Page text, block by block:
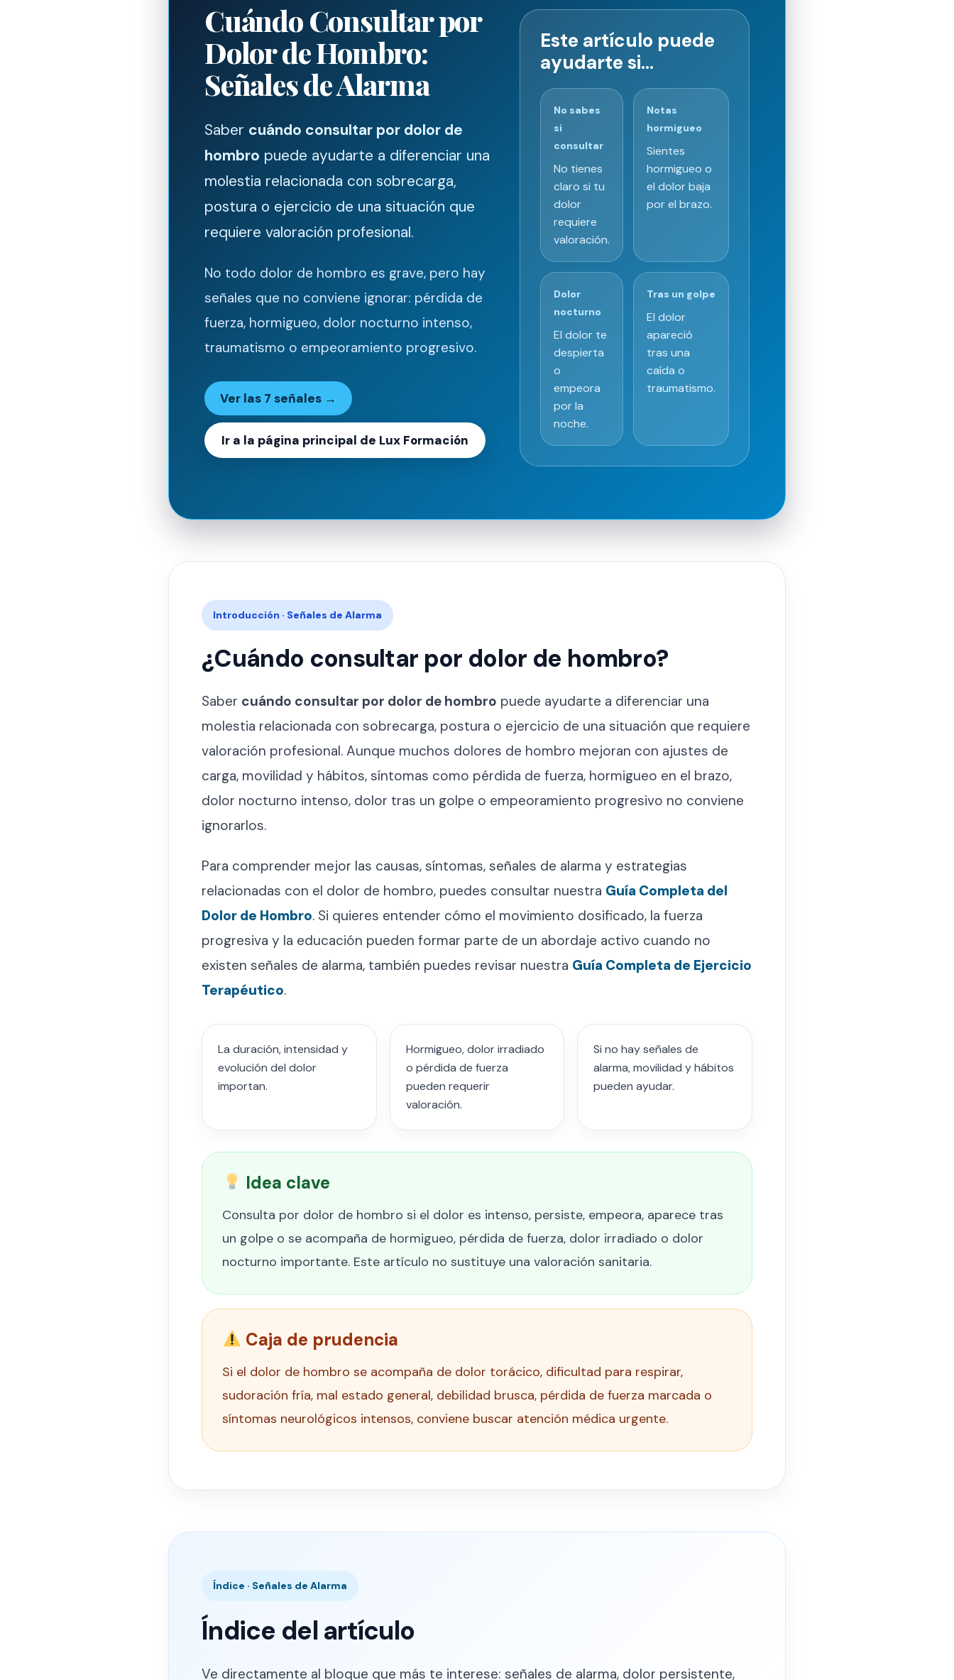
Cuándo Consultar por
Dolor de Hombro:
Señales de Alarma
Saber cuándo consultar por dolor de
hombro puede ayudarte a diferenciar una
molestia relacionada con sobrecarga,
postura o ejercicio de una situación que
requiere valoración profesional.
No todo dolor de hombro es grave, pero hay
señales que no conviene ignorar: pérdida de
fuerza, hormigueo, dolor nocturno intenso,
traumatismo o empeoramiento progresivo.
Ver las 7 señales →
Ir a la página principal de Lux Formación
Este artículo puede
ayudarte si…
No sabes
si
consultar
No tienes
claro si tu
dolor
requiere
valoración.
Notas
hormigueo
Sientes
hormigueo o
el dolor baja
por el brazo.
Dolor
nocturno
El dolor te
despierta
o
empeora
por la
noche.
Tras un golpe
El dolor
apareció
tras una
caída o
traumatismo.
Introducción · Señales de Alarma
¿Cuándo consultar por dolor de hombro?
Saber cuándo consultar por dolor de hombro puede ayudarte a diferenciar una
molestia relacionada con sobrecarga, postura o ejercicio de una situación que requiere
valoración profesional. Aunque muchos dolores de hombro mejoran con ajustes de
carga, movilidad y hábitos, síntomas como pérdida de fuerza, hormigueo en el brazo,
dolor nocturno intenso, dolor tras un golpe o empeoramiento progresivo no conviene
ignorarlos.
Para comprender mejor las causas, síntomas, señales de alarma y estrategias
relacionadas con el dolor de hombro, puedes consultar nuestra Guía Completa del
Dolor de Hombro. Si quieres entender cómo el movimiento dosificado, la fuerza
progresiva y la educación pueden formar parte de un abordaje activo cuando no
existen señales de alarma, también puedes revisar nuestra Guía Completa de Ejercicio
Terapéutico.
La duración, intensidad y
evolución del dolor
importan.
Hormigueo, dolor irradiado
o pérdida de fuerza
pueden requerir
valoración.
Si no hay señales de
alarma, movilidad y hábitos
pueden ayudar.
Idea clave
Consulta por dolor de hombro si el dolor es intenso, persiste, empeora, aparece tras
un golpe o se acompaña de hormigueo, pérdida de fuerza, dolor irradiado o dolor
nocturno importante. Este artículo no sustituye una valoración sanitaria.
Caja de prudencia
Si el dolor de hombro se acompaña de dolor torácico, dificultad para respirar,
sudoración fría, mal estado general, debilidad brusca, pérdida de fuerza marcada o
síntomas neurológicos intensos, conviene buscar atención médica urgente.
Índice · Señales de Alarma
Índice del artículo
Ve directamente al bloque que más te interese: señales de alarma, dolor persistente,